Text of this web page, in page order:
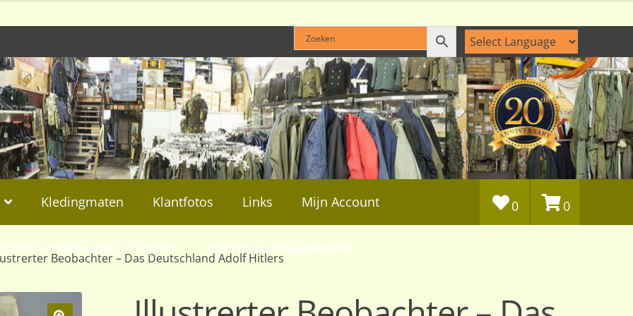
Kledingmaten Klantfotos Links Mijn Account
militaria4you-Zutphen Boeken & naslagwerken
0 0
Beobachter – Das Deutschland Adolf Hitlers